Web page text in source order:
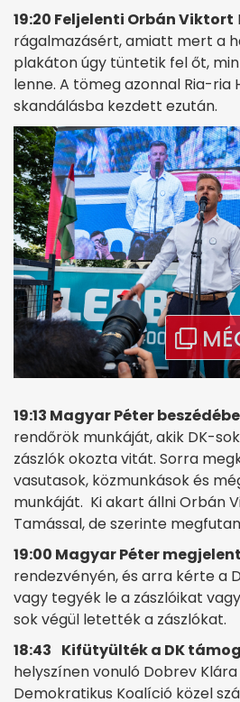
19:20 Feljelenti Orbán Viktort
rágalmazásért, amiatt mert a
plakáton úgy tüntetik fel őt,
lenne. A tömeg azonnal Ria-ria
skandálásba kezdett ezután.
19:13 Magyar Péter
rendőrök munkáját, akik DK-
zászlók okozta vitát. Sorra
vasutasok, közmunkások és
munkáját. Ki akart állni Orbán
Tamással, de szerinte
19:00 Magyar Péter megjelent
rendezvényén, és arra kérte a
vagy tegyék le a zászlóikat
sok végül letették a zászlókat.
18:43 Kifütyülték a DK
helyszínen vonuló Dobrev
Demokratikus Koalíció közel